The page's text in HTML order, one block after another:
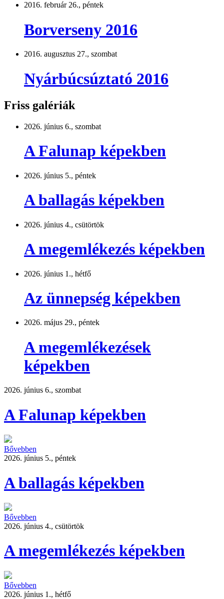
2016. február 26., péntek
Borverseny 2016
2016. augusztus 27., szombat
Nyárbúcsúztató 2016
Friss galériák
2026. június 6., szombat
A Falunap képekben
2026. június 5., péntek
A ballagás képekben
2026. június 4., csütörtök
A megemlékezés képekben
2026. június 1., hétfő
Az ünnepség képekben
2026. május 29., péntek
A megemlékezések
képekben
2026. június 6., szombat
A Falunap képekben
Bővebben
2026. június 5., péntek
A ballagás képekben
Bővebben
2026. június 4., csütörtök
A megemlékezés képekben
Bővebben
2026. június 1., hétfő